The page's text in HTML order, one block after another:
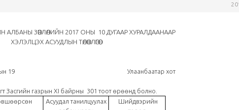
АЛБАНЫ ЗӨВЛӨЛИЙН 2017 ОНЫ 10 ДУГААР ХУРАЛДААНААР
ХЭЛЭЛЦЭХ АСУУДЛЫН ТӨЛӨВЛӨГӨӨ
сарын 19 Улаанбаатар хот
газрын ХI байрны 301 тоот өрөөнд болно.
Асуудал танилцуулах
Шийдвэрийн
тайлангийн хүснэгтийн